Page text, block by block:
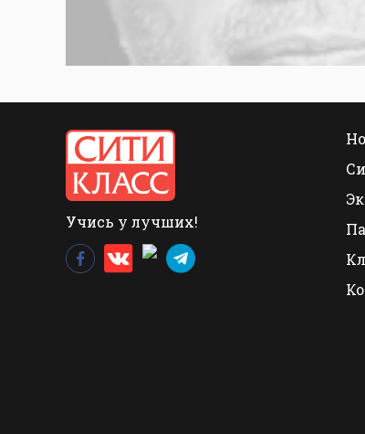
Учись у лучших!